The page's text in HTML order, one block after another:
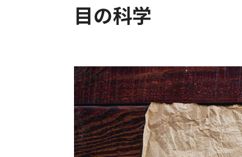
目の科学